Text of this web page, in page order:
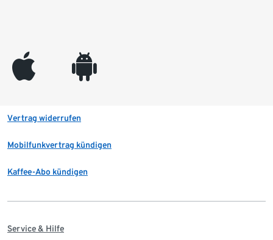
appleinc android
Vertrag widerrufen
Mobilfunkvertrag kündigen
Kaffee-Abo kündigen
Service & Hilfe